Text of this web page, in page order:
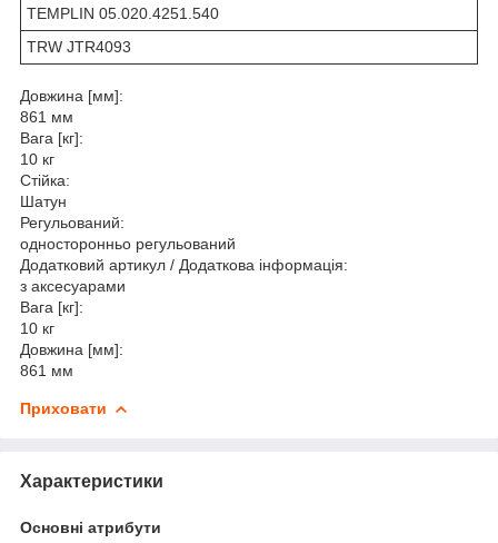
TEMPLIN 05.020.4251.540
TRW JTR4093
Довжина [мм]:
861 мм
Вага [кг]:
10 кг
Стійка:
Шатун
Регульований:
односторонньо регульований
Додатковий артикул / Додаткова інформація:
з аксесуарами
Вага [кг]:
10 кг
Довжина [мм]:
861 мм
Приховати
Характеристики
Основні атрибути